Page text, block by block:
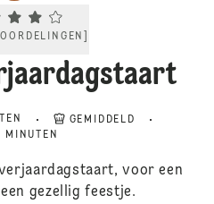
Current rating 4.0. Click to rate.
GEMIDDELD
MINUTEN
voor een
gezellig feestje.